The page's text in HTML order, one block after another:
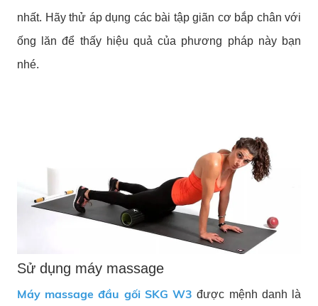
nhất. Hãy thử áp dụng các bài tập giãn cơ bắp chân với
ống lăn để thấy hiệu quả của phương pháp này bạn
nhé.
Sử dụng máy massage
Máy massage đầu gối SKG W3 được mệnh danh là